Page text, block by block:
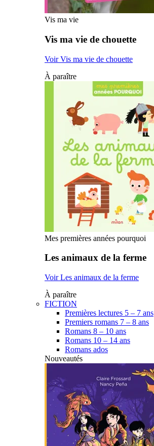
Vis ma vie
Vis ma vie de chouette
Voir Vis ma vie de chouette
À paraître
Mes premières années pourquoi
Les animaux de la ferme
Voir Les animaux de la ferme
À paraître
FICTION
Premières lectures 5 – 7 ans
Premiers romans 7 – 8 ans
Romans 8 – 10 ans
Romans 10 – 14 ans
Romans ados
Nouveautés